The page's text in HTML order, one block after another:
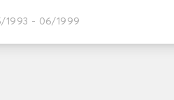
1993 - 06/1999